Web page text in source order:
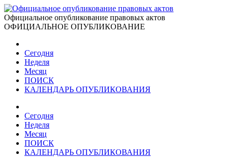
Официальное опубликование правовых актов
ОФИЦИАЛЬНОЕ ОПУБЛИКОВАНИЕ
Сегодня
Неделя
Месяц
ПОИСК
КАЛЕНДАРЬ ОПУБЛИКОВАНИЯ
Сегодня
Неделя
Месяц
ПОИСК
КАЛЕНДАРЬ ОПУБЛИКОВАНИЯ